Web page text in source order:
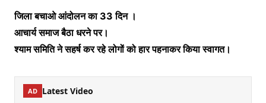
जिला बचाओ आंदोलन का 33 दिन ।
आचार्य समाज बैठा धरने पर।
श्याम समिति ने सहर्ष कर रहे लोगों को हार पहनाकर किया स्वागत।
AD Latest Video